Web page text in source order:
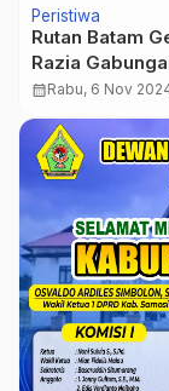
Peristiwa
Rutan Batam
Razia
Potensi
Ketertiban
calendar_monthRabu, 6 Nov